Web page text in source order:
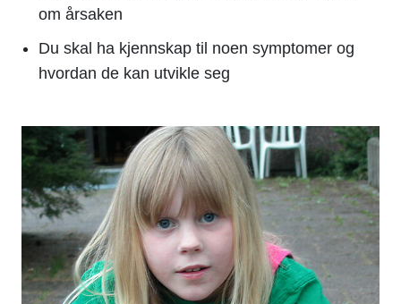
om årsaken
Du skal ha kjennskap til noen symptomer og
hvordan de kan utvikle seg